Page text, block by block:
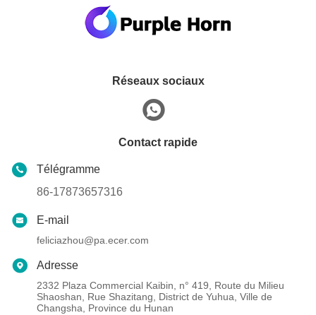
Réseaux sociaux
Contact rapide
Télégramme
86-17873657316
E-mail
feliciazhou@pa.ecer.com
Adresse
2332 Plaza Commercial Kaibin, n° 419, Route du Milieu
Shaoshan, Rue Shazitang, District de Yuhua, Ville de
Changsha, Province du Hunan